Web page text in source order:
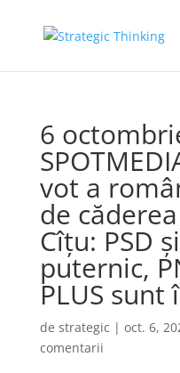
6
vot a
de
Cîțu: PSD
puternic,
PLUS sunt
de strategic | oct. 6,
comentarii